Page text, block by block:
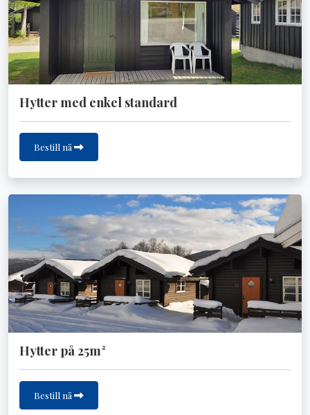
Hytter med enkel standard
Bestill nå
Hytter på 25m²
Bestill nå